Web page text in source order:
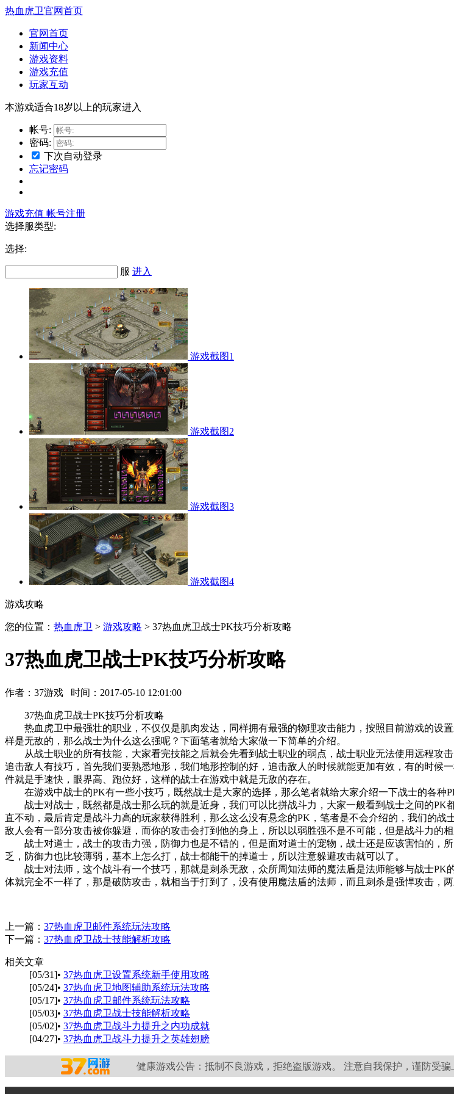
热血虎卫官网首页
官网首页
新闻中心
游戏资料
游戏充值
玩家互动
本游戏适合18岁以上的玩家进入
帐号:
密码:
下次自动登录
忘记密码
游戏充值 帐号注册
选择服类型:
选择:
服 进入
游戏截图1
游戏截图2
游戏截图3
游戏截图4
游戏攻略
您的位置： 热血虎卫 > 游戏攻略 > 37热血虎卫战士PK技巧分析攻略
37热血虎卫战士PK技巧分析攻略
作者：37游戏 时间：2017-05-10 12:01:00
37热血虎卫战士PK技巧分析攻略
热血虎卫中最强壮的职业，不仅仅是肌肉发达，同样拥有最强的物理攻击能力，按照目前游戏的设
样是无敌的，那么战士为什么这么强呢？下面笔者就给大家做一下简单的介绍。
从战士职业的所有技能，大家看完技能之后就会先看到战士职业的弱点，战士职业无法使用远程攻
追击敌人有技巧，首先我们要熟悉地形，我们地形控制的好，追击敌人的时候就能更加有效，有的时
件就是手速快，眼界高、跑位好，这样的战士在游戏中就是无敌的存在。
在游戏中战士的PK有一些小技巧，既然战士是大家的选择，那么笔者就给大家介绍一下战士的各种
战士对战士，既然都是战士那么玩的就是近身，我们可以比拼战斗力，大家一般看到战士之间的PK
直不动，最后肯定是战斗力高的玩家获得胜利，那么这么没有悬念的PK，笔者是不会介绍的，我们的
敌人会有一部分攻击被你躲避，而你的攻击会打到他的身上，所以以弱胜强不是不可能，但是战斗力的相
战士对道士，战士的攻击力强，防御力也是不错的，但是面对道士的宠物，战士还是应该害怕的，
乏，防御力也比较薄弱，基本上怎么打，战士都能干的掉道士，所以注意躲避攻击就可以了。
战士对法师，这个战斗有一个技巧，那就是刺杀无敌，众所周知法师的魔法盾是法师能够与战士PK
体就完全不一样了，那是破防攻击，就相当于打到了，没有使用魔法盾的法师，而且刺杀是强悍攻击，
上一篇： 37热血虎卫邮件系统玩法攻略
下一篇： 37热血虎卫战士技能解析攻略
相关文章
[05/31]• 37热血虎卫设置系统新手使用攻略
[05/24]• 37热血虎卫地图辅助系统玩法攻略
[05/17]• 37热血虎卫邮件系统玩法攻略
[05/03]• 37热血虎卫战士技能解析攻略
[05/02]• 37热血虎卫战斗力提升之内功成就
[04/27]• 37热血虎卫战斗力提升之英雄翅膀
健康游戏公告： 抵制不良游戏，拒绝盗版游戏。 注意自我保护，谨防受